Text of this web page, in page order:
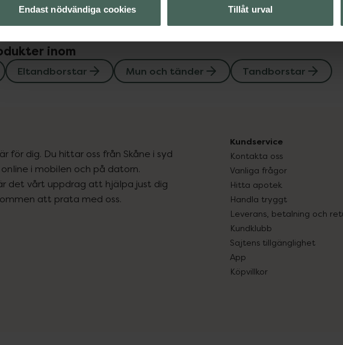
Endast nödvändiga cookies Tillåt urval
inom
Eltandborstar Mun och tänder Tandborstar
för dig. Du hittar oss från Skåne i syd
i mobilen och på datorn.
det vårt uppdrag att hjälpa just dig
att prata med oss.
Kundservice
Kontakta oss
Vanliga frågor
Hitta apotek
Handla tryggt
Leverans, betalning och
Kundklubb
Sajtens tillgänglighet
App
Köpvillkor